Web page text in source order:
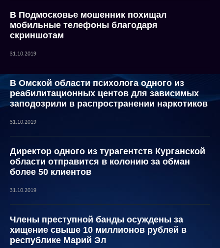
В Подмосковье мошенник похищал
мобильные телефоны благодаря
скриншотам
31.10.2019
В Омской области психолога одного из
реабилитационных центов для зависимых
заподозрили в распространении наркотиков
31.10.2019
Директор одного из турагентств Курганской
области отправится в колонию за обман
более 50 клиентов
31.10.2019
Члены преступной банды осуждены за
хищение свыше 10 миллионов рублей в
республике Марий Эл